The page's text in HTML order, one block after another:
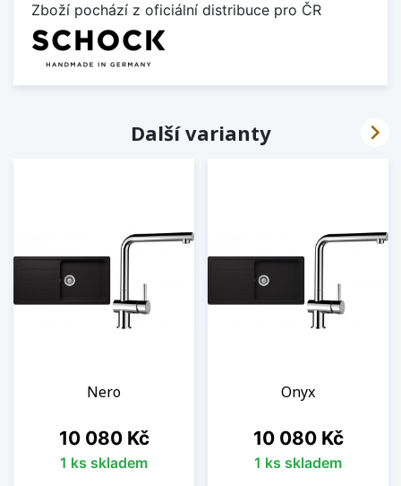
Zboží pochází z oficiální distribuce pro ČR
Další varianty
Nero
Cena
10 080 Kč
1 ks skladem
Onyx
Cena
10 080 Kč
1 ks skladem
